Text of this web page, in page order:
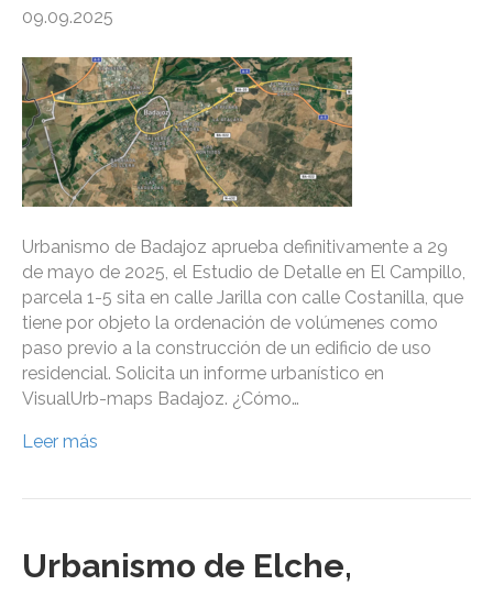
09.09.2025
Urbanismo de Badajoz aprueba definitivamente a 29
de mayo de 2025, el Estudio de Detalle en El Campillo,
parcela 1-5 sita en calle Jarilla con calle Costanilla, que
tiene por objeto la ordenación de volúmenes como
paso previo a la construcción de un edificio de uso
residencial. Solicita un informe urbanístico en
VisualUrb-maps Badajoz. ¿Cómo…
Leer más
Urbanismo de Elche,